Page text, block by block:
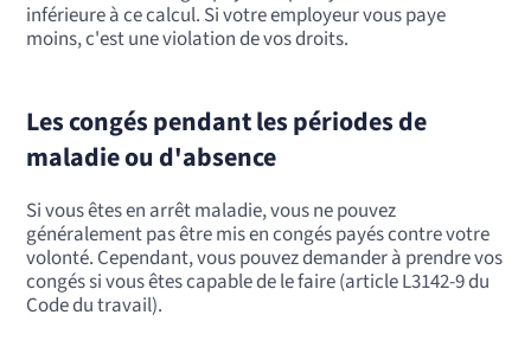
inférieure à ce calcul. Si votre employeur vous paye
moins, c'est une violation de vos droits.
Les congés pendant les périodes de
maladie ou d'absence
Si vous êtes en arrêt maladie, vous ne pouvez
généralement pas être mis en congés payés contre votre
volonté. Cependant, vous pouvez demander à prendre vos
congés si vous êtes capable de le faire (article L3142-9 du
Code du travail).